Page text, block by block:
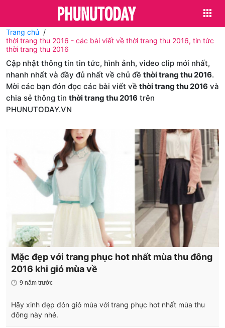
Trang chủ
thời trang thu 2016 - các bài viết về thời trang thu 2016, tin tức
thời trang thu 2016
Cập nhật thông tin tin tức, hình ảnh, video clip mới nhất,
nhanh nhất và đầy đủ nhất về chủ đề thời trang thu 2016.
Mời các bạn đón đọc các bài viết về thời trang thu 2016 và
chia sẻ thông tin thời trang thu 2016 trên
PHUNUTODAY.VN
Mặc đẹp với trang phục hot nhất mùa thu đông
2016 khi gió mùa về
9 năm trước
Hãy xinh đẹp đón gió mùa với trang phục hot nhất mùa thu
đông này nhé.